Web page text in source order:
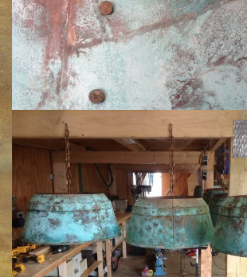
Klik voor een vergroting